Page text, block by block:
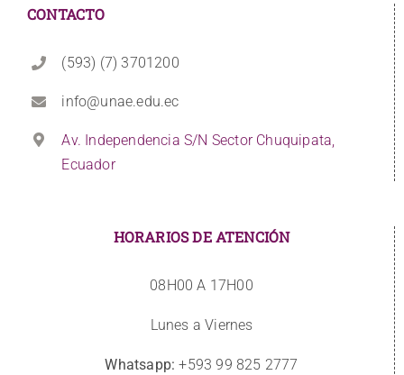
CONTACTO
(593) (7) 3701200
info@unae.edu.ec
Av. Independencia S/N Sector Chuquipata,
Ecuador
HORARIOS DE ATENCIÓN
08H00 A 17H00
Lunes a Viernes
Whatsapp: +593 99 825 2777